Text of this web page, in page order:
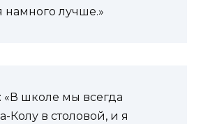
намного лучше.»
«В школе мы всегда
Колу в столовой, и я